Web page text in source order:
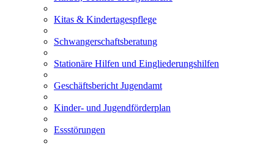
Kitas & Kindertagespflege
Schwangerschaftsberatung
Stationäre Hilfen und Eingliederungshilfen
Geschäftsbericht Jugendamt
Kinder- und Jugendförderplan
Essstörungen